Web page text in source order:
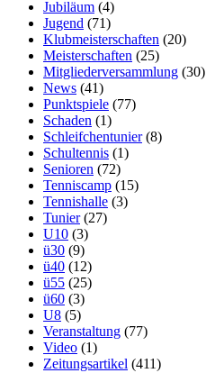
Jubiläum (4)
Jugend (71)
Klubmeisterschaften (20)
Meisterschaften (25)
Mitgliederversammlung (30)
News (41)
Punktspiele (77)
Schaden (1)
Schleifchentunier(8)
Schultennis (1)
Senioren (72)
Tenniscamp (15)
Tennishalle (3)
Tunier(27)
U10 (3)
ü30 (9)
ü40 (12)
ü55 (25)
ü60 (3)
U8 (5)
Veranstaltung (77)
Video (1)
Zeitungsartikel (411)